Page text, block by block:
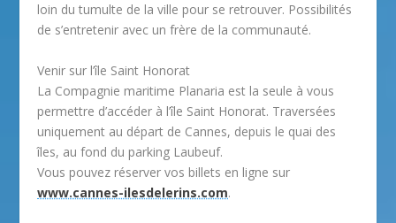
loin du tumulte de la ville pour se retrouver. Possibilités
de s’entretenir avec un frère de la communauté.
Venir sur l’île Saint Honorat
La Compagnie maritime Planaria est la seule à vous
permettre d’accéder à l’île Saint Honorat. Traversées
uniquement au départ de Cannes, depuis le quai des
îles, au fond du parking Laubeuf.
Vous pouvez réserver vos billets en ligne sur
www.cannes-ilesdelerins.com.